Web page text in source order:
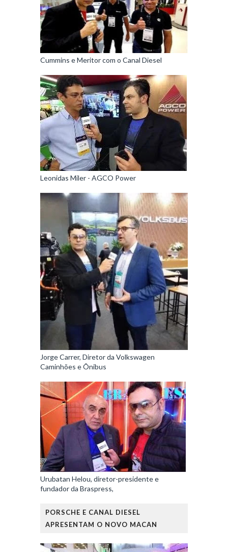
Cummins e Meritor com o Canal Diesel
Leonidas Miler - AGCO Power
Jorge Carrer, Diretor da Volkswagen
Caminhões e Ônibus
Urubatan Helou, diretor-presidente e
fundador da Braspress,
PORSCHE E CANAL DIESEL
APRESENTAM O NOVO MACAN